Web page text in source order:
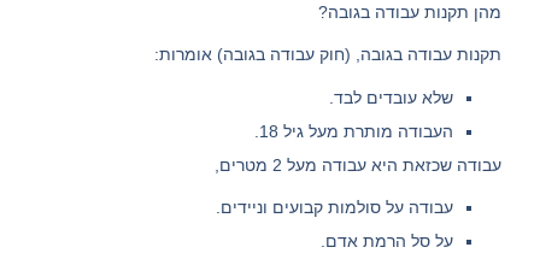
מהן תקנות עבודה בגובה?
תקנות עבודה בגובה, (חוק עבודה בגובה) אומרות:
שלא עובדים לבד.
העבודה מותרת מעל גיל 18.
עבודה שכזאת היא עבודה מעל 2 מטרים,
עבודה על סולמות קבועים וניידים.
על סל הרמת אדם.